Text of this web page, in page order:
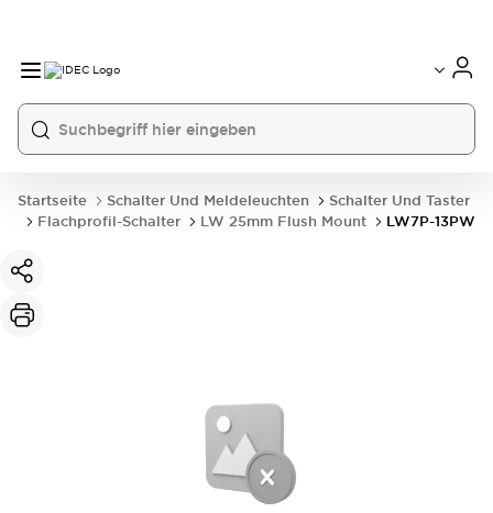
Startseite Schalter Und Meldeleuchten
Schalter Und Taster
Flachprofil-Schalter
LW 25mm Flush Mount LW7P-13PW